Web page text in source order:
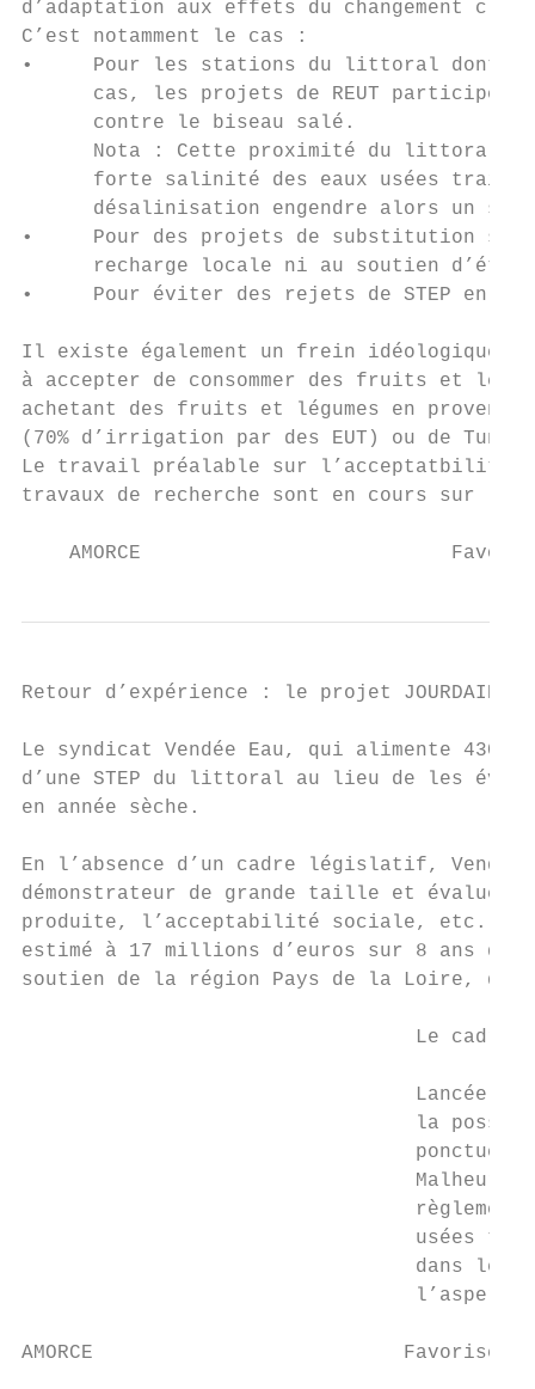
d’adaptation aux effets du
C’est notamment le cas :
•     Pour les stations du littoral dont
cas, les projets de REUT participent
      contre le biseau salé.
Nota : Cette proximité du littoral
forte salinité des eaux usées
désalinisation engendre alors un
•     Pour des projets de substitution sur
recharge locale ni au soutien
•     Pour éviter des rejets de STEP en
Il existe également un frein idéologique
à accepter de consommer des fruits et
achetant des fruits et légumes en
(70% d’irrigation par des EUT) ou de
Le travail préalable sur l’acceptatbilité
travaux de recherche sont en cours sur le
AMORCE
Retour d’expérience : le projet JOURDAIN de
Le syndicat Vendée Eau, qui alimente 430
d’une STEP du littoral au lieu de les
en année sèche.
En l’absence d’un cadre législatif,
démonstrateur de grande taille et évaluer
produite, l’acceptabilité sociale, etc. Le
estimé à 17 millions d’euros sur 8 ans
soutien de la région Pays de la Loire, du
Le cadre
Lancée
la
usées
dans les
AMORCE                          Favoriser